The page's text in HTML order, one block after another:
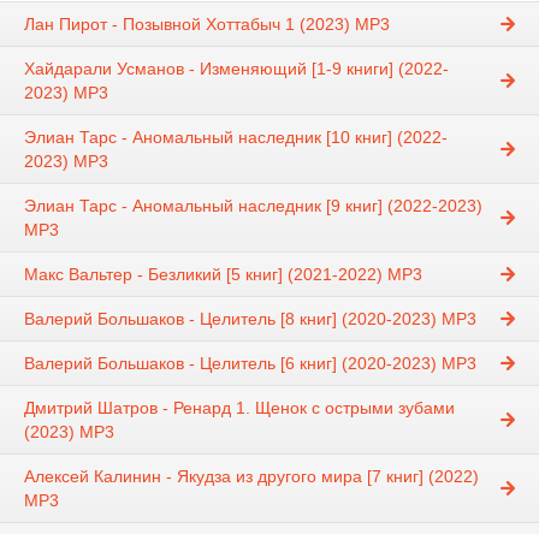
Лан Пирот - Позывной Хоттабыч 1 (2023) МР3
Хайдарали Усманов - Изменяющий [1-9 книги] (2022-
2023) МР3
Элиан Тарс - Аномальный наследник [10 книг] (2022-
2023) MP3
Элиан Тарс - Аномальный наследник [9 книг] (2022-2023)
MP3
Макс Вальтер - Безликий [5 книг] (2021-2022) МР3
Валерий Большаков - Целитель [8 книг] (2020-2023) MP3
Валерий Большаков - Целитель [6 книг] (2020-2023) MP3
Дмитрий Шатров - Ренард 1. Щенок с острыми зубами
(2023) MP3
Алексей Калинин - Якудза из другого мира [7 книг] (2022)
МР3